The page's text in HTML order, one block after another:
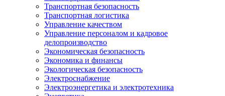
Транспортная безопасность
Транспортная логистика
Управление качеством
Управление персоналом и кадровое
делопроизводство
Экономическая безопасность
Экономика и финансы
Экологическая безопасность
Электроснабжение
Электроэнергетика и электротехника